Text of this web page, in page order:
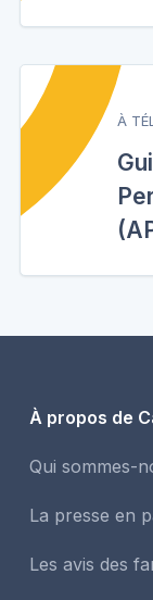
À
À propos de
Qui sommes-
La presse en
Les avis des